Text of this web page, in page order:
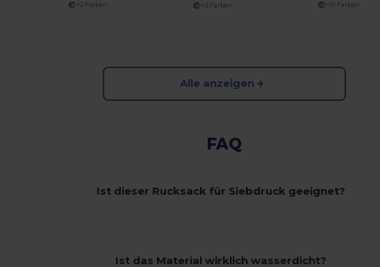
+2 Farben +2 Farben +10 Farben
Alle anzeigen
FAQ
Ist dieser Rucksack für Siebdruck geeignet?
Ist das Material wirklich wasserdicht?